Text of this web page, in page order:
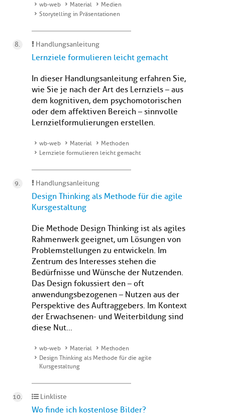
wb-web Material
Medien
Storytelling in Präsentationen
Handlungsanleitung
Lernziele formulieren leicht gemacht
In dieser Handlungsanleitung erfahren Sie,
wie Sie je nach der Art des Lernziels – aus
dem kognitiven, dem psychomotorischen
oder dem affektiven Bereich – sinnvolle
Lernzielformulierungen erstellen.
wb-web Material
Methoden
Lernziele formulieren leicht gemacht
Handlungsanleitung
Design Thinking als Methode für die agile
Kursgestaltung
Die Methode Design Thinking ist als agiles
Rahmenwerk geeignet, um Lösungen von
Problemstellungen zu entwickeln. Im
Zentrum des Interesses stehen die
Bedürfnisse und Wünsche der Nutzenden.
Das Design fokussiert den – oft
anwendungsbezogenen – Nutzen aus der
Perspektive des Auftraggebers. Im Kontext
der Erwachsenen- und Weiterbildung sind
diese Nut...
wb-web Material
Methoden
Design Thinking als Methode für die agile
Kursgestaltung
Linkliste
Wo finde ich kostenlose Bilder?